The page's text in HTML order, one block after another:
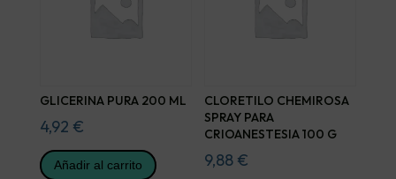
GLICERINA PURA 200 ML
4,92 €
Añadir al carrito
CLORETILO CHEMIROSA
SPRAY PARA
CRIOANESTESIA 100 G
9,88 €